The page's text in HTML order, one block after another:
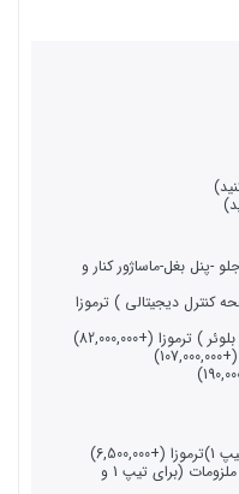
-پنل بغل-ماساژور کنار و
- صفحه کنترل دیجیتالی ) ترموزا
موتور بلوئر با 8 عدد جت کف برنجی و ملزومات (برای تیپ 1 و